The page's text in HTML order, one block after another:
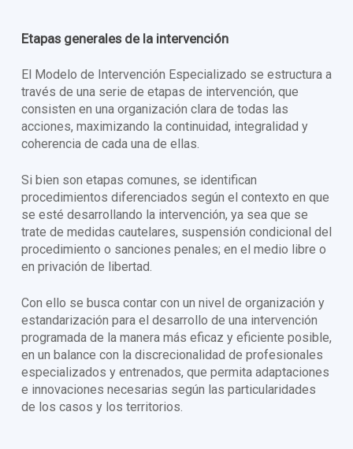
Etapas generales de la intervención
El Modelo de Intervención Especializado se estructura a
través de una serie de etapas de intervención, que
consisten en una organización clara de todas las
acciones, maximizando la continuidad, integralidad y
coherencia de cada una de ellas.
Si bien son etapas comunes, se identifican
procedimientos diferenciados según el contexto en que
se esté desarrollando la intervención, ya sea que se
trate de medidas cautelares, suspensión condicional del
procedimiento o sanciones penales; en el medio libre o
en privación de libertad.
Con ello se busca contar con un nivel de organización y
estandarización para el desarrollo de una intervención
programada de la manera más eficaz y eficiente posible,
en un balance con la discrecionalidad de profesionales
especializados y entrenados, que permita adaptaciones
e innovaciones necesarias según las particularidades
de los casos y los territorios.